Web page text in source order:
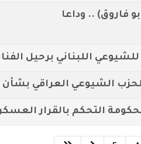
فاروق) .. وداعا
اللبناني برحيل
الشيوعي العراقي
التحكم بالقرار